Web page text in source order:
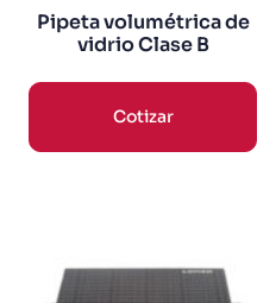
Pipeta volumétrica de
vidrio Clase B
Cotizar